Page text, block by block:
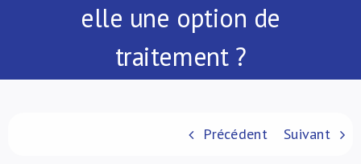
Publications
Formations
elle une option de
traitement ?
Précédent Suivant